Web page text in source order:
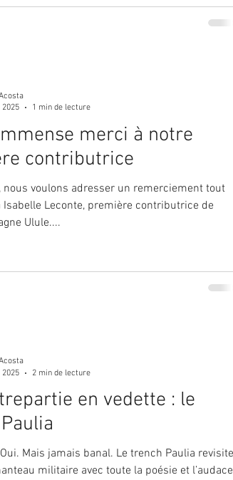
merci à notre
contributrice
nous voulons adresser un remerciement tout
Leconte, première contributrice de
Ulule....
2025
1 min de lecture
en vedette : le
Mais jamais banal. Le trench Paulia revisite
militaire avec toute la poésie et l’audace
2025
2 min de lecture